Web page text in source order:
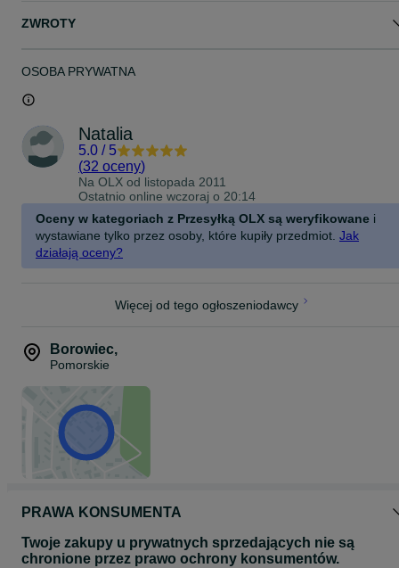
ZWROTY
OSOBA PRYWATNA
Natalia
5.0 / 5
(32 oceny)
Na OLX od listopada 2011
Ostatnio online wczoraj o 20:14
Oceny w kategoriach z Przesyłką OLX są weryfikowane i
wystawiane tylko przez osoby, które kupiły przedmiot. Jak
działają oceny?
Więcej od tego ogłoszeniodawcy
Borowiec,
Pomorskie
PRAWA KONSUMENTA
Twoje zakupy u prywatnych sprzedających nie są
chronione przez prawo ochrony konsumentów.